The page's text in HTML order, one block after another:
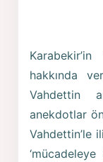
hakkında
Vahdettin
anekdotlar
Vahdettin’le